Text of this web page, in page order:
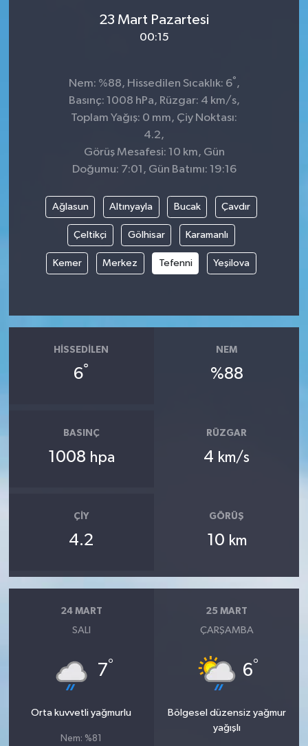
23 Mart Pazartesi
00:15
Nem: %88, Hissedilen Sıcaklık: 6°,
Basınç: 1008 hPa, Rüzgar: 4 km/s,
Toplam Yağış: 0 mm, Çiy Noktası:
4.2,
Görüş Mesafesi: 10 km, Gün
Doğumu: 7:01, Gün Batımı: 19:16
Ağlasun Altınyayla Bucak Çavdır
Çeltikçi Gölhisar Karamanlı
Kemer Merkez Tefenni Yeşilova
HISSEDILEN
6°
NEM
%88
BASINÇ
1008 hpa
RÜZGAR
4 km/s
ÇIY
4.2
GÖRÜŞ
10 km
24 MART
SALI
7°
Orta kuvvetli yağmurlu
Nem: %81
25 MART
ÇARŞAMBA
6°
Bölgesel düzensiz yağmur
yağışlı